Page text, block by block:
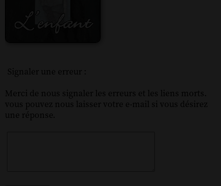
Signaler une erreur :
Merci de nous signaler les erreurs et les liens morts.
vous pouvez nous laisser votre e-mail si vous désirez
une réponse.